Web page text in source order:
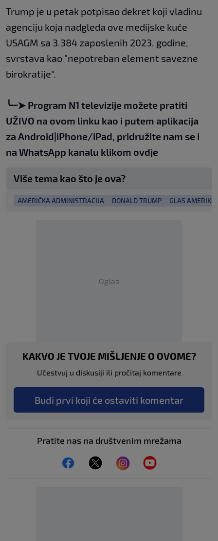
Trump je u petak potpisao dekret koji vladinu
agenciju koja nadgleda ove medijske kuće
USAGM sa 3.384 zaposlenih 2023. godine,
svrstava kao "nepotreban element savezne
birokratije".
╰┈➤ Program N1 televizije možete pratiti
UŽIVO na ovom linku kao i putem aplikacija
za Android|iPhone/iPad, pridružite nam se i
na WhatsApp kanalu klikom ovdje
Više tema kao što je ova?
AMERIČKA ADMINISTRACIJA DONALD TRUMP GLAS AMERIKE
Oglas
KAKVO JE TVOJE MIŠLJENJE O OVOME?
Učestvuj u diskusiji ili pročitaj komentare
Budi prvi koji će ostaviti komentar
Pratite nas na društvenim mrežama